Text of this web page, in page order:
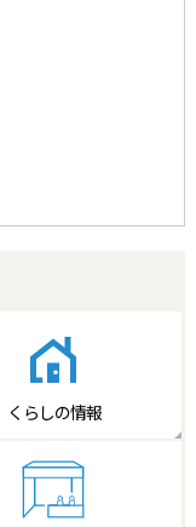
くらしの情報